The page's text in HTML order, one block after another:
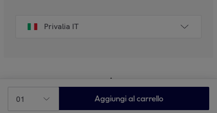
01 Aggiungi al carrello
Privalia IT